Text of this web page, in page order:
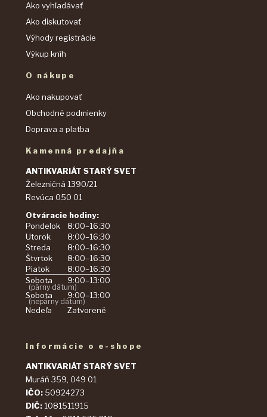
Ako vyhľadávať
Ako diskutovať
Výhody registrácie
Výkup kníh
O nákupe
Ako nakupovať
Obchodné podmienky
Doprava a platba
Kamenná predajňa
ANTIKVARIÁT STARÝ SVET
Železničná 1390/21
Revúca 050 01
Otváracie hodiny:
Pondelok
8:00–16:30
Utorok
8:00–16:30
Streda
8:00–16:30
Štvrtok
8:00–16:30
Piatok
8:00–16:30
Sobota
9:00–13:00
(párny dátum)
Sobota 9:00–13:00
(nepárny dátum)
Nedeľa Zatvorené
Informácie o e-shope
ANTIKVARIÁT STARÝ SVET
Muráň 359, 049 01
IČO: 50924273
DIČ: 1081511915